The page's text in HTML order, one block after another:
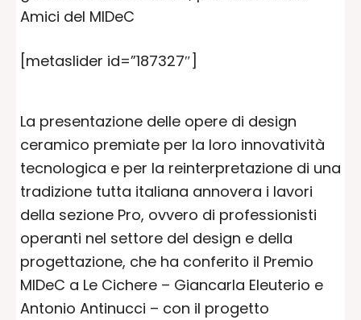
Amici del MIDeC
[metaslider id=”187327″]
La presentazione delle opere di design
ceramico premiate per la loro innovatività
tecnologica e per la reinterpretazione di una
tradizione tutta italiana annovera i lavori
della sezione Pro, ovvero di professionisti
operanti nel settore del design e della
progettazione, che ha conferito il Premio
MIDeC a Le Cichere – Giancarla Eleuterio e
Antonio Antinucci – con il progetto